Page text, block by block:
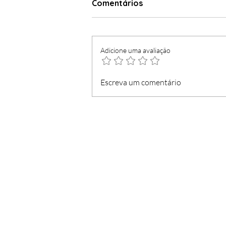
Dia do Funchal mais
democrático e véspera
Comentários
Adicione uma avaliação
Escreva um comentário